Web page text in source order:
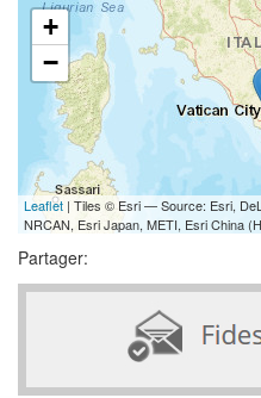
+
−
Leaflet | Tiles © Esri — Source: Esri,
NRCAN, Esri Japan, METI, Esri China
Partager: